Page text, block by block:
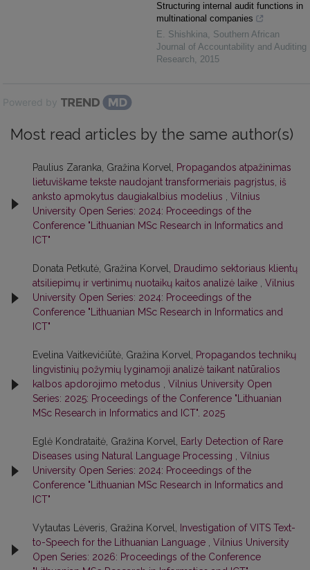
Structuring internal audit functions in
multinational companies
E. Shishkina, Southern African
Journal of Accountability and Auditing
Research, 2015
Powered by
Most read articles by the same author(s)
Paulius Zaranka, Gražina Korvel,
Propagandos atpažinimas
lietuviškame tekste naudojant transformeriais pagrįstus, iš
anksto apmokytus daugiakalbius modelius
Vilnius
University Open Series: 2024: Proceedings of the
Conference "Lithuanian MSc Research in Informatics and
ICT"
Donata Petkutė, Gražina Korvel,
Draudimo sektoriaus klientų
atsiliepimų ir vertinimų nuotaikų kaitos analizė laike
Vilnius
University Open Series: 2024: Proceedings of the
Conference "Lithuanian MSc Research in Informatics and
ICT"
Evelina Vaitkevičiūtė, Gražina Korvel,
Propagandos technikų
lingvistinių požymių lyginamoji analizė taikant natūralios
kalbos apdorojimo metodus
Vilnius University Open
Series: 2025: Proceedings of the Conference "Lithuanian
MSc Research in Informatics and ICT". 2025
Eglė Kondrataitė, Gražina Korvel,
Early Detection of Rare
Diseases using Natural Language Processing
Vilnius
University Open Series: 2024: Proceedings of the
Conference "Lithuanian MSc Research in Informatics and
ICT"
Vytautas Lėveris, Gražina Korvel,
Investigation of VITS Text-
to-Speech for the Lithuanian Language
Vilnius University
Open Series: 2026: Proceedings of the Conference